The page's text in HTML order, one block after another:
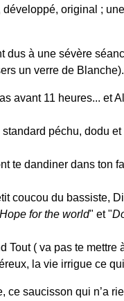
original ;
dus à une sévère
un verre de Blanche).
avant 11 heures... et
péchu, dodu
te dandiner dans ton
coucou du bassiste,
Hope for the world" et "
( va pas te mettre
la vie irrigue ce
ce saucisson qui n’a